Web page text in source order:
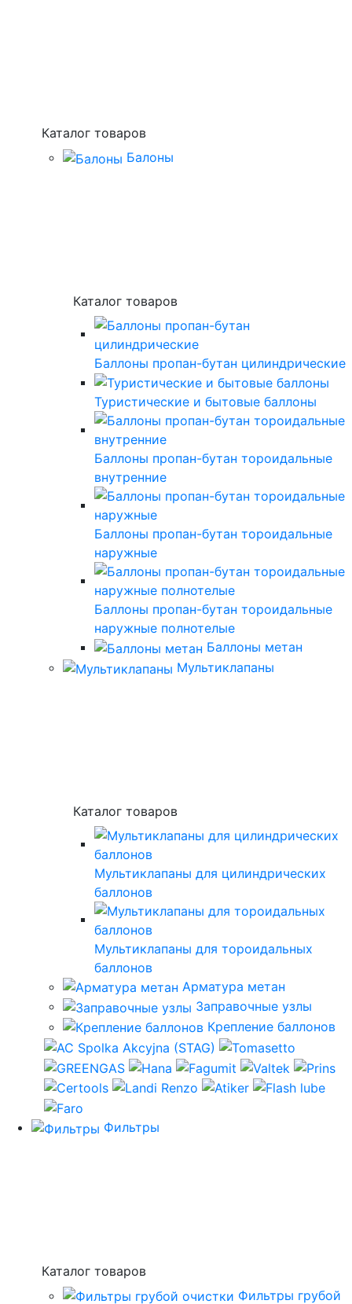
Каталог товаров
Балоны
Каталог товаров
Баллоны пропан-бутан цилиндрические
Туристические и бытовые баллоны
Баллоны пропан-бутан тороидальные
внутренние
Баллоны пропан-бутан тороидальные
наружные
Баллоны пропан-бутан тороидальные
наружные полнотелые
Баллоны метан
Мультиклапаны
Каталог товаров
Мультиклапаны для цилиндрических
баллонов
Мультиклапаны для тороидальных
баллонов
Арматура метан
Заправочные узлы
Крепление баллонов
Фильтры
Каталог товаров
Фильтры грубой